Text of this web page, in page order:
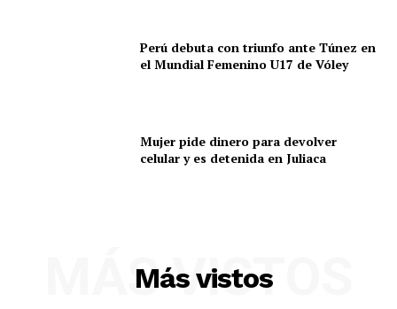
Diario los Andes
Perú debuta con triunfo ante Túnez en
el Mundial Femenino U17 de Vóley
Mujer pide dinero para devolver
celular y es detenida en Juliaca
Más vistos
MÁS VISTOS